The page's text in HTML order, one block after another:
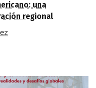
una
regional